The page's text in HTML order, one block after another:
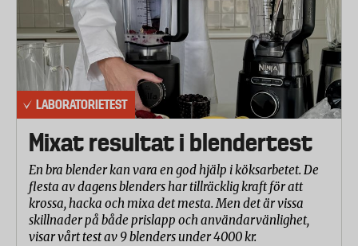
LABORATORIETEST
Mixat resultat i blendertest
En bra blender kan vara en god hjälp i köksarbetet. De
flesta av dagens blenders har tillräcklig kraft för att
krossa, hacka och mixa det mesta. Men det är vissa
skillnader på både prislapp och användarvänlighet,
visar vårt test av 9 blenders under 4000 kr.